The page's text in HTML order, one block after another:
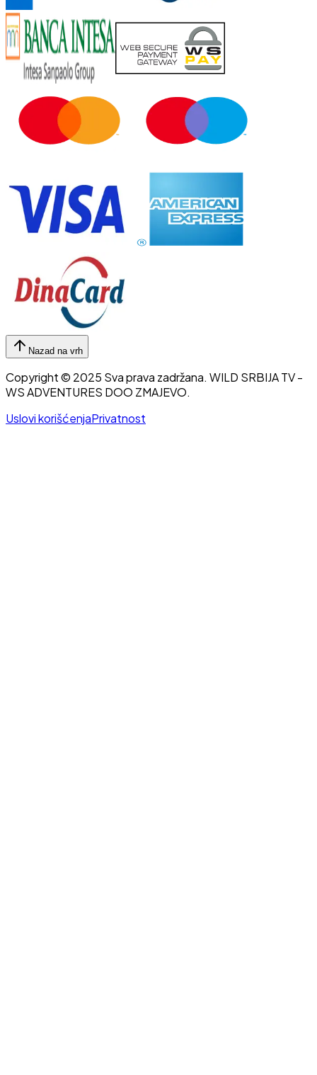
Nazad na vrh
Copyright © 2025 Sva prava zadržana. WILD SRBIJA TV-
WS ADVENTURES DOO ZMAJEVO.
Uslovi korišćenjaPrivatnost